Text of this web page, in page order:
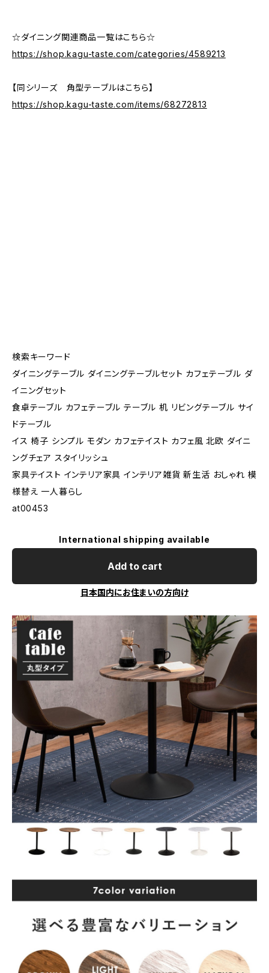
☆ダイニング関連商品一覧はこちら☆
https://shop.kagu-taste.com/categories/4589213
【同シリーズ 角型テーブルはこちら】
https://shop.kagu-taste.com/items/68272813
検索キーワード
ダイニングテーブル ダイニングテーブルセット カフェテーブル ダ
イニングセット
食卓テーブル カフェテーブル テーブル 机 リビングテーブル サイ
ドテーブル
イス 椅子 シンプル モダン カフェテイスト カフェ風 北欧 ダイニ
ングチェア スタイリッシュ
家具テイスト インテリア家具 インテリア雑貨 新生活 おしゃれ 模
様替え 一人暮らし
at00453
International shipping available
Add to cart
日本国内にお住まいの方向け